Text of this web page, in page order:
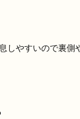
しやすいので裏側